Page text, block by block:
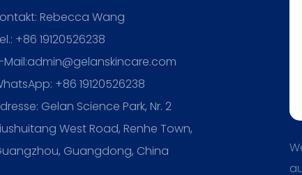
Rebecca Wang
+86 19120526238
Mail:admin@gelanskincare.com
+86 19120526238
Gelan Science Park, Nr. 2
West Road, Renhe Town,
Guangdong, China